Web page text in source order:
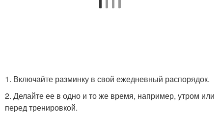
1. Включайте разминку в свой ежедневный распорядок.
2. Делайте ее в одно и то же время, например, утром или
перед тренировкой.